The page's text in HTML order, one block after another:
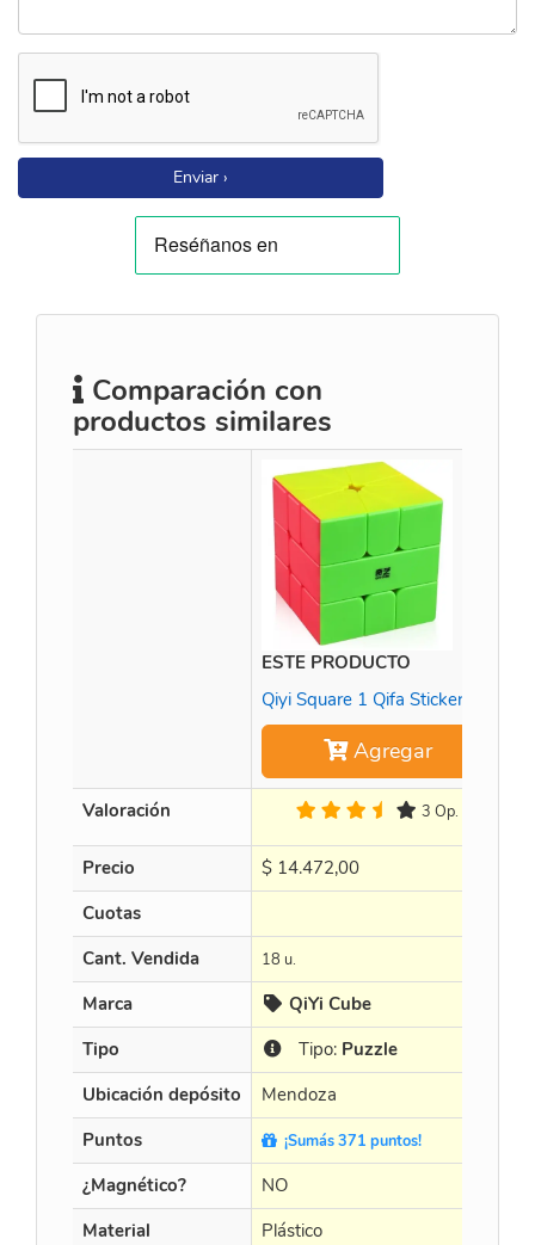
Enviar ›
Comparación con
productos similares
ESTE PRODUCTO
Qiyi Square 1 Qifa Stickerless
Agregar
Valoración 3 Op.
Precio $ 14.472,00
Cuotas
Cant. Vendida 18 u.
Marca
QiYi Cube
Tipo
Tipo: Puzzle
Ubicación depósito
Mendoza
Puntos
¡Sumás 371 puntos!
¿Magnético? NO
Material
Plástico